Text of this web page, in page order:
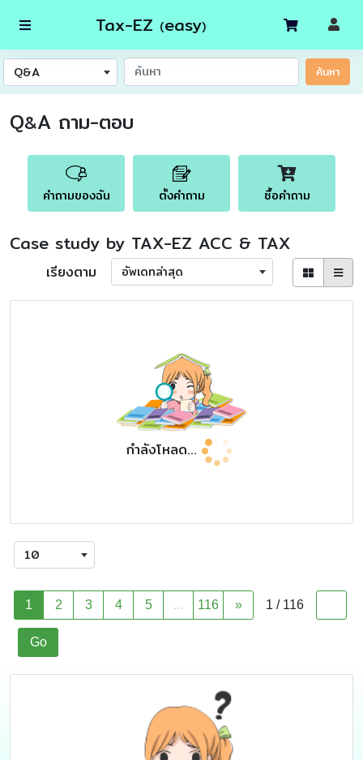
Tax-EZ (easy)
Q&A ค้นหา
Q&A ถาม-ตอบ
คำถามของฉัน ตั้งคำถาม ซื้อคำถาม
Case study by TAX-EZ ACC & TAX
เรียงตาม อัพเดทล่าสุด
กำลังโหลด...
10
1 2 3 4 5 ... 116 » 1 / 116